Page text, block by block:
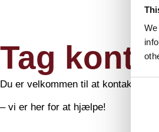
Consent
Tag
Du er velkommen til at kontakte os
– vi er her for at hjælpe!